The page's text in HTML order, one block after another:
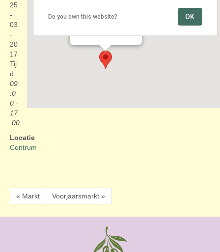
Centrum
Do you own this website? OK
25
-
03
-
20
17
Tij
d:
09
:0
0 -
17
:00
Locatie
Centrum
« Markt Voorjaarsmarkt »